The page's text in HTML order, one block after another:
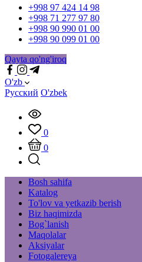
+998 97 424 14 98
+998 71 277 97 80
+998 90 990 01 00
+998 90 099 01 00
Qayta qo'ng'iroq
O'zb
Русский O'zbek
0
0
Bosh sahifa
Katalog
To'lov va yetkazib berish
Biz haqimizda
Bog`lanish
Maqolalar
Aksiyalar
Fotogalereya